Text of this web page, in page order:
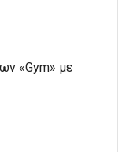
«Gym» με